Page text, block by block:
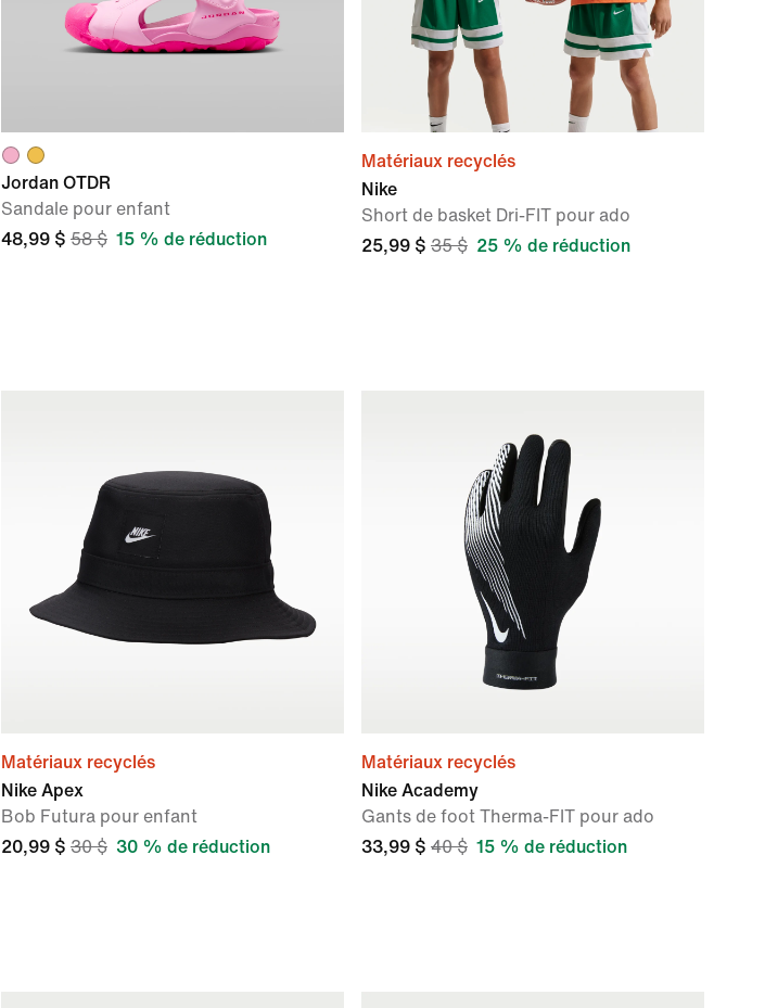
Jordan OTDR
Sandale pour enfant
48,99 $ 58 $ 15 % de réduction
Matériaux recyclés
Nike
Short de basket Dri-FIT pour ado
25,99 $ 35 $ 25 % de réduction
Matériaux recyclés
Nike Apex
Bob Futura pour enfant
20,99 $ 30 $ 30 % de réduction
Matériaux recyclés
Nike Academy
Gants de foot Therma-FIT pour ado
33,99 $ 40 $ 15 % de réduction